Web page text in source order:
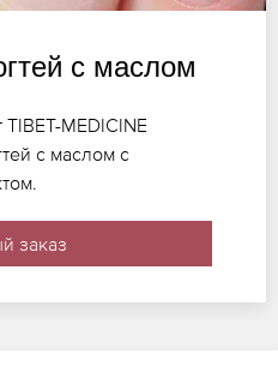
с маслом
MEDICINE
с маслом с
заказ